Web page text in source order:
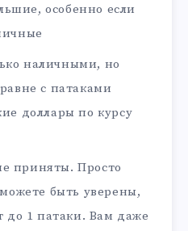
особенно если
наличными, но
с патаками
доллары по курсу
приняты. Просто
быть уверены,
до 1 патаки. Вам даже